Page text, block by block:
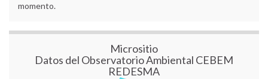
momento.
Micrositio
Datos del Observatorio Ambiental CEBEM
REDESMA